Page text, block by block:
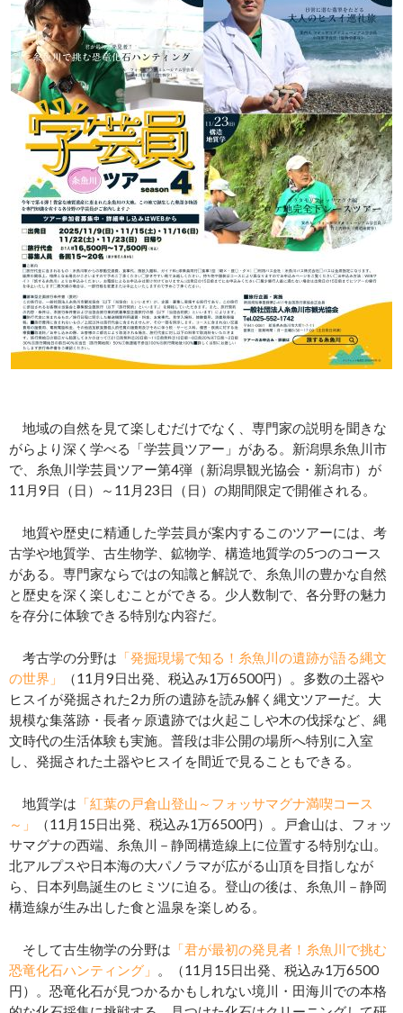
地域の自然を見て楽しむだけでなく、専門家の説明を聞きな
がらより深く学べる「学芸員ツアー」がある。新潟県糸魚川市
で、糸魚川学芸員ツアー第4弾（新潟県観光協会・新潟市）が
11月9日（日）～11月23日（日）の期間限定で開催される。
地質や歴史に精通した学芸員が案内するこのツアーには、考
古学や地質学、古生物学、鉱物学、構造地質学の5つのコース
がある。専門家ならではの知識と解説で、糸魚川の豊かな自然
と歴史を深く楽しむことができる。少人数制で、各分野の魅力
を存分に体験できる特別な内容だ。
考古学の分野は 「発掘現場で知る！糸魚川の遺跡が語る縄文
の世界」
（11月9日出発、税込み1万6500円）。多数の土器や
ヒスイが発掘された2カ所の遺跡を読み解く縄文ツアーだ。大
規模な集落跡・長者ヶ原遺跡では火起こしや木の伐採など、縄
文時代の生活体験も実施。普段は非公開の場所へ特別に入室
し、発掘された土器やヒスイを間近で見ることもできる。
地質学は 「紅葉の戸倉山登山～フォッサマグナ満喫コース
～」
（11月15日出発、税込み1万6500円）。戸倉山は、フォッ
サマグナの西端、糸魚川－静岡構造線上に位置する特別な山。
北アルプスや日本海の大パノラマが広がる山頂を目指しなが
ら、日本列島誕生のヒミツに迫る。登山の後は、糸魚川－静岡
構造線が生み出した食と温泉を楽しめる。
そして古生物学の分野は 「君が最初の発見者！糸魚川で挑む
恐竜化石ハンティング」
。（11月15日出発、税込み1万6500
円）。恐竜化石が見つかるかもしれない境川・田海川での本格